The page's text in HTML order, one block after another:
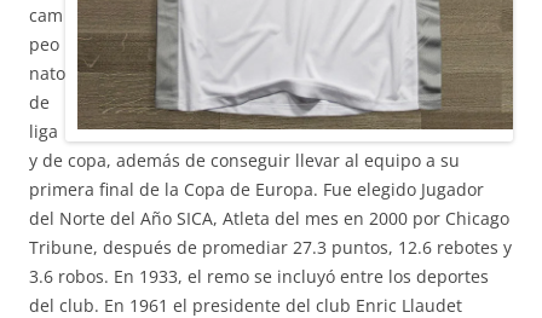
cam
peo
nato
de
liga
y de copa, además de conseguir llevar al equipo a su
primera final de la Copa de Europa. Fue elegido Jugador
del Norte del Año SICA, Atleta del mes en 2000 por Chicago
Tribune, después de promediar 27.3 puntos, 12.6 rebotes y
3.6 robos. En 1933, el remo se incluyó entre los deportes
del club. En 1961 el presidente del club Enric Llaudet